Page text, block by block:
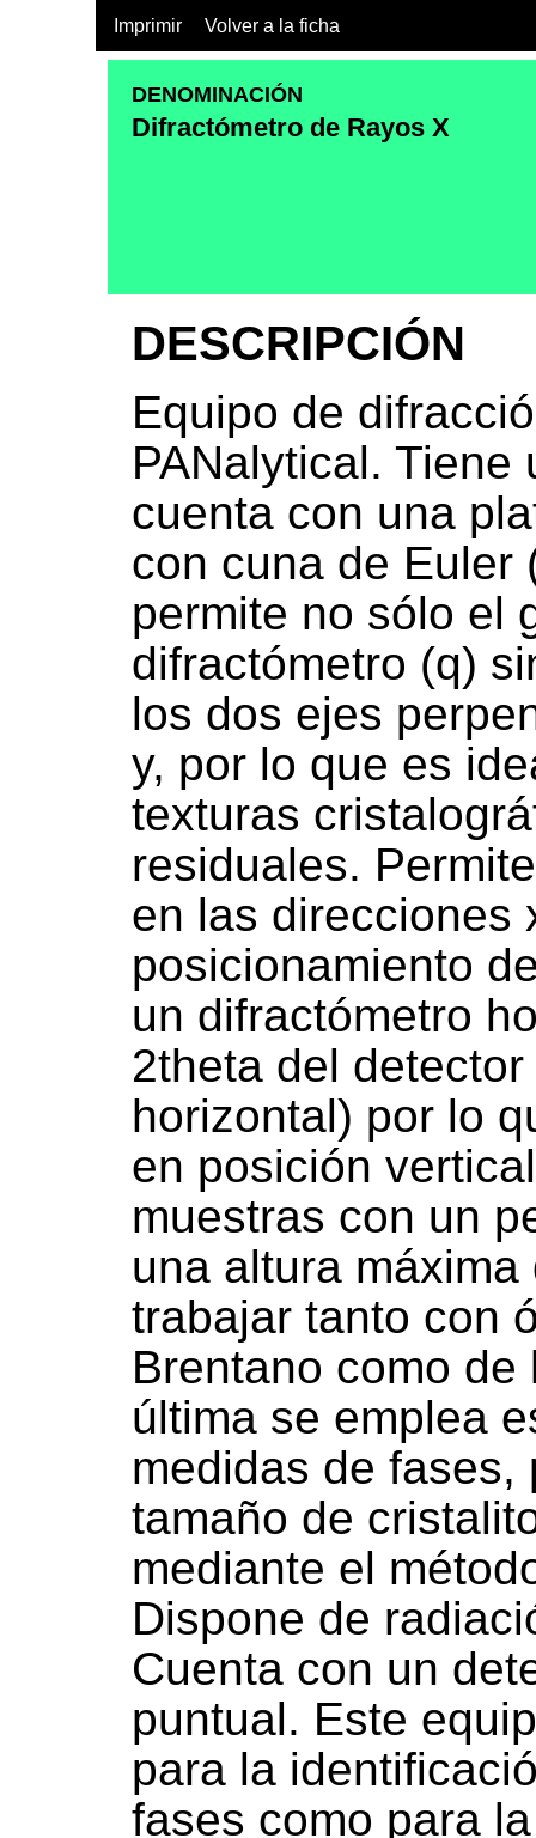
Imprimir Volver a la ficha
DENOMINACIÓN
Difractómetro de Rayos X
DESCRIPCIÓN
Equipo de
PANalytical. Tiene
cuenta con una
con cuna de Euler
permite no sólo el
difractómetro (q)
los dos ejes
y, por lo que es
texturas
residuales.
en las direcciones
posicionamiento
un difractómetro
2theta del
horizontal) por lo
en posición
muestras con un
una altura
trabajar tanto con
Brentano como
última se emplea
medidas de fases,
tamaño de
mediante el
Dispone de
Cuenta con un
puntual. Este
para la
fases como para